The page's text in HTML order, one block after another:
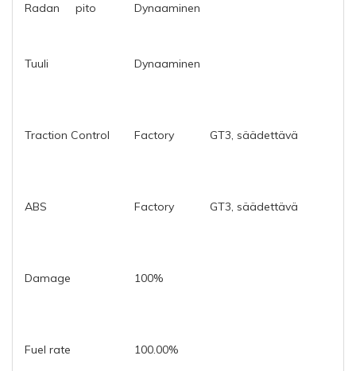
Radan pito Dynaaminen
Tuuli Dynaaminen
Traction Control Factory GT3, säädettävä
ABS Factory GT3, säädettävä
Damage 100%
Fuel rate 100.00%